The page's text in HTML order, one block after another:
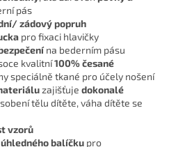
pás
zádový popruh
pro fixaci hlavičky
na bederním pásu
kvalitní100% česané
speciálně tkané pro účely nošení
zajišťuje dokonalé
tělu dítěte, váha dítěte se
vzorů
úhledného balíčku pro